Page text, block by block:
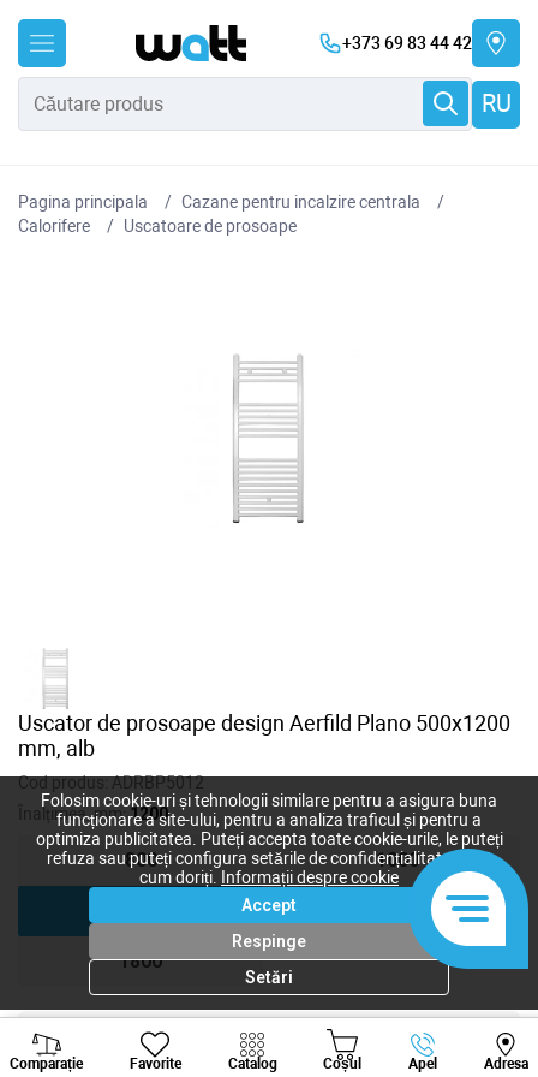
+373 69 83 44 42
RU
Pagina principala
Cazane pentru incalzire centrala
Сalorifere
Uscatoare de prosoape
Uscator de prosoape design Aerfild Plano 500x1200
mm, alb
Cod produs:ADRBP5012
Înalțimea, mm:1200
800 1000
1800
2 118
Comparație Favorite Catalog Coșul Apel Adresa
Viber Whatsapp
Folosim cookie-uri și tehnologii similare pentru a asigura buna
funcționare a site-ului, pentru a analiza traficul și pentru a
optimiza publicitatea. Puteți accepta toate cookie-urile, le puteți
refuza sau puteți configura setările de confidențialitate după
cum doriți.
Informații despre cookie
Accept
Respinge
Setări